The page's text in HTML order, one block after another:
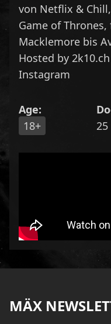
von Netflix &
Game of
Macklemore bis
Hosted by 2k10.ch
Instagram
Age:
18+
25
MÄX